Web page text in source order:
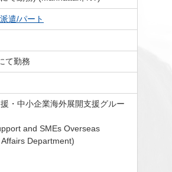
遣/パート
て勤務
・中小企業海外展開支援グルー
and SMEs Overseas
Department)